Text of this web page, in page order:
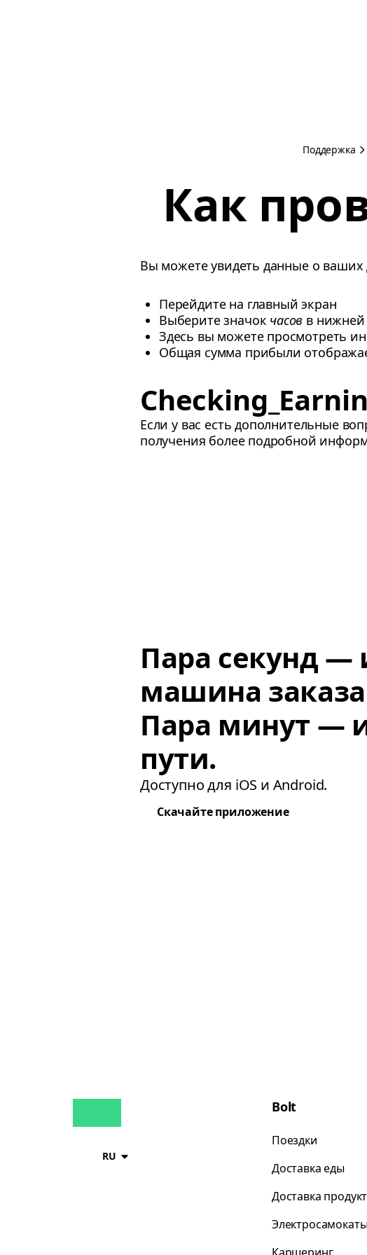
Поддержка
Как
Вы можете увидеть данные о ваших
Перейдите на главный экран
Выберите значок часов в нижней
Здесь вы можете просмотреть
Общая сумма прибыли
Если у вас есть дополнительные
получения более подробной
Пара секунд —
машина
Пара минут —
пути.
Доступно для iOS и Android.
Скачайте приложение
RU
Bolt
Поездки
Доставка еды
Доставка